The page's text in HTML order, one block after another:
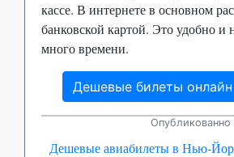
кассе. В интернете в основном
банковской картой. Это удобно и
много времени.
Дешевые билеты онлайн
Дешевые авиабилеты в Нью-